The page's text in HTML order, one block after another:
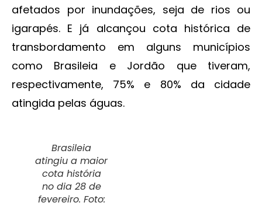
afetados por inundações, seja de rios ou
igarapés. E já alcançou cota histórica de
transbordamento em alguns municípios
como Brasileia e Jordão que tiveram,
respectivamente, 75% e 80% da cidade
atingida pelas águas.
Brasileia
atingiu a maior
cota história
no dia 28 de
fevereiro. Foto: